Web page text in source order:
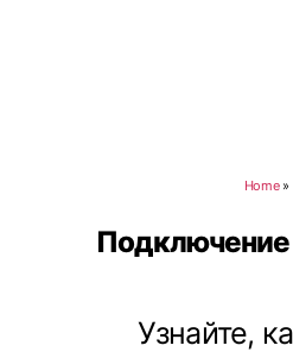
Home»
Подключение
Узнайте,